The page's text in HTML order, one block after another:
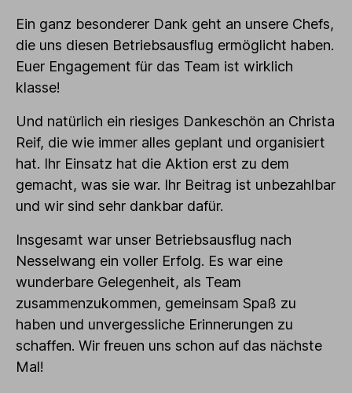
Ein ganz besonderer Dank geht an unsere Chefs,
die uns diesen Betriebsausflug ermöglicht haben.
Euer Engagement für das Team ist wirklich
klasse!
Und natürlich ein riesiges Dankeschön an Christa
Reif, die wie immer alles geplant und organisiert
hat. Ihr Einsatz hat die Aktion erst zu dem
gemacht, was sie war. Ihr Beitrag ist unbezahlbar
und wir sind sehr dankbar dafür.
Insgesamt war unser Betriebsausflug nach
Nesselwang ein voller Erfolg. Es war eine
wunderbare Gelegenheit, als Team
zusammenzukommen, gemeinsam Spaß zu
haben und unvergessliche Erinnerungen zu
schaffen. Wir freuen uns schon auf das nächste
Mal!